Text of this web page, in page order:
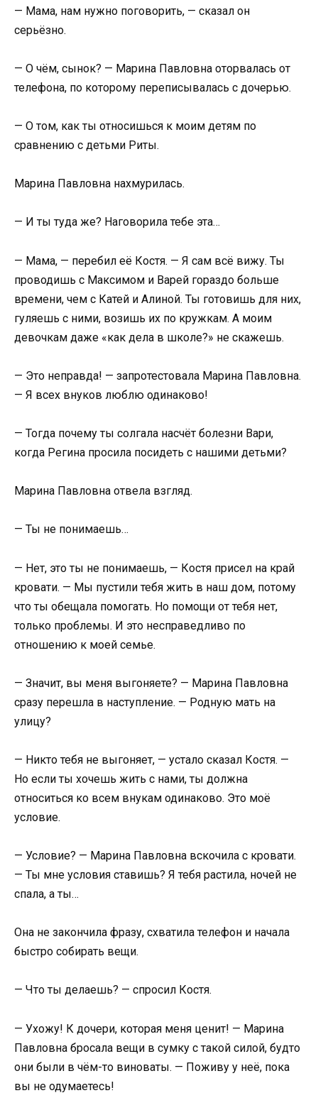
— Мама, нам нужно поговорить, — сказал он
серьёзно.
— О чём, сынок? — Марина Павловна оторвалась от
телефона, по которому переписывалась с дочерью.
— О том, как ты относишься к моим детям по
сравнению с детьми Риты.
Марина Павловна нахмурилась.
— И ты туда же? Наговорила тебе эта…
— Мама, — перебил её Костя. — Я сам всё вижу. Ты
проводишь с Максимом и Варей гораздо больше
времени, чем с Катей и Алиной. Ты готовишь для них,
гуляешь с ними, возишь их по кружкам. А моим
девочкам даже «как дела в школе?» не скажешь.
— Это неправда! — запротестовала Марина Павловна.
— Я всех внуков люблю одинаково!
— Тогда почему ты солгала насчёт болезни Вари,
когда Регина просила посидеть с нашими детьми?
Марина Павловна отвела взгляд.
— Ты не понимаешь…
— Нет, это ты не понимаешь, — Костя присел на край
кровати. — Мы пустили тебя жить в наш дом, потому
что ты обещала помогать. Но помощи от тебя нет,
только проблемы. И это несправедливо по
отношению к моей семье.
— Значит, вы меня выгоняете? — Марина Павловна
сразу перешла в наступление. — Родную мать на
улицу?
— Никто тебя не выгоняет, — устало сказал Костя. —
Но если ты хочешь жить с нами, ты должна
относиться ко всем внукам одинаково. Это моё
условие.
— Условие? — Марина Павловна вскочила с кровати.
— Ты мне условия ставишь? Я тебя растила, ночей не
спала, а ты…
Она не закончила фразу, схватила телефон и начала
быстро собирать вещи.
— Что ты делаешь? — спросил Костя.
— Ухожу! К дочери, которая меня ценит! — Марина
Павловна бросала вещи в сумку с такой силой, будто
они были в чём-то виноваты. — Поживу у неё, пока
вы не одумаетесь!